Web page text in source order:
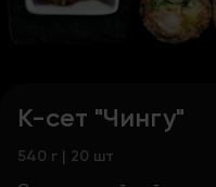
К-сет "Чингу"
540 г | 20 шт